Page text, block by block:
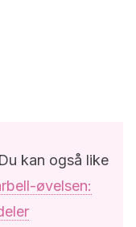
kan også like
øvelsen: